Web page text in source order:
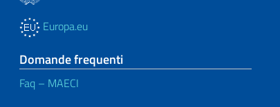
Europa.eu
Domande frequenti
Faq – MAECI